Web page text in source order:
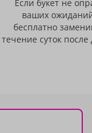
Если букет не
ваших
бесплатно
течение суток после